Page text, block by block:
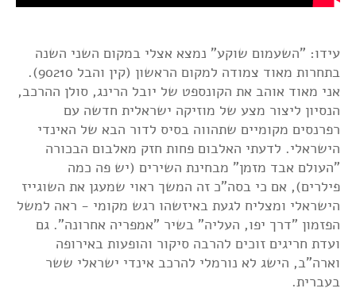
עידו: "השעמום שוקע" נמצא אצלי במקום השני השנה
בתחרות מאוד צמודה למקום הראשון (קין והבל 90210).
אני מאוד אוהב את הקונספט של יובל הרינג, סולן ההרכב,
הנסיון ליצור מצע של מוזיקה ישראלית חדשה עם
רפרנסים מקומיים שתהווה בסיס לדור הבא של האינדי
הישראלי. לדעתי האלבום פחות חזק מאלבום הבכורה
"העולם אבד מזמן" מבחינת השירים (יש פה כמה
פילרים), אם כי בסה"כ זה המשך ראוי שמעגן את השוגייז
הישראלי ומצליח לגעת באיזשהו רגש מקומי - ראה למשל
הפזמון "דרך יפו, העליה" בשיר "אמפריה אחרונה". גם
ועדת חריגים זוכים להרבה סיקור והופעות באירופה
וארה"ב, הישג לא נורמלי להרכב אינדי ישראלי ששר
בעברית.